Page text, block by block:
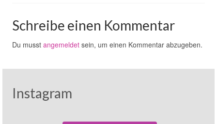
Schreibe einen Kommentar
Du musst angemeldet sein, um einen Kommentar abzugeben.
Instagram